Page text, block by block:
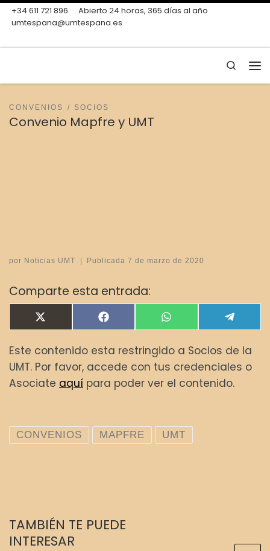
Skip to content
+34 611 721 896
Abierto 24 horas, 365 días al año
umtespana@umtespana.es
Search
CONVENIOS SOCIOS
Convenio Mapfre y UMT
por Noticias UMT Publicada7 de marzo de 2020
Comparte esta entrada:
Compartir en
X
(
w
i
t
t
Compartir en
F
a
e
b
o
o
Compartir en
W
h
t
s
A
p
e
e
g
r
a
Este contenido esta restringido a Socios de la
UMT. Por favor, accede con tus credenciales o
Asociate aquí para poder ver el contenido.
CONVENIOS MAPFRE UMT
TAMBIÉN TE PUEDE
INTERESAR